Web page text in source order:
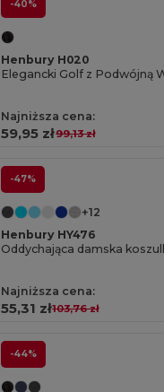
-40%
Henbury H020
Najniższa cena:
59,95 zł99,13 zł
-47%
+12
Henbury HY476
Oddychająca damska
Najniższa cena:
55,31 zł103,76 zł
-44%